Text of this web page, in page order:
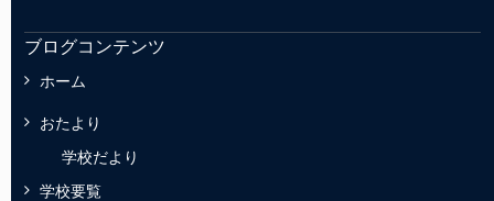
ブログコンテンツ
ホーム
おたより
学校だより
学校要覧